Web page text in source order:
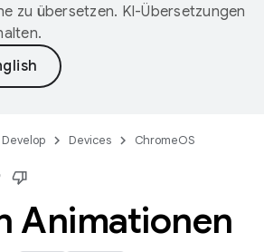
zu übersetzen. KI-Übersetzungen
Develop Devices ChromeOS
Animationen